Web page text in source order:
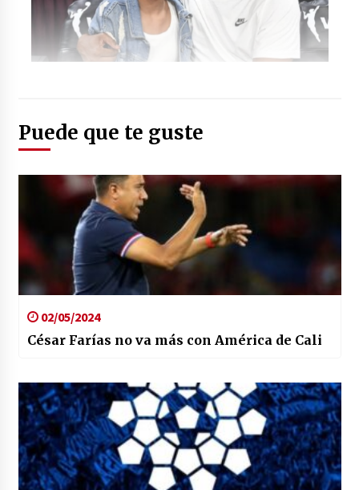
Puede que te guste
02/05/2024
César Farías no va más con América de Cali